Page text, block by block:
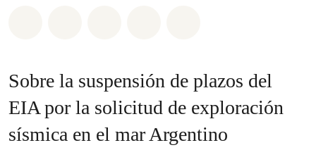
Sobre la suspensión de plazos del
EIA por la solicitud de exploración
sísmica en el mar Argentino